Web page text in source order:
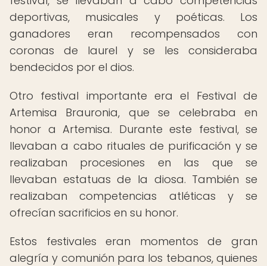
deportivas, musicales y poéticas. Los
ganadores eran recompensados con
coronas de laurel y se les consideraba
bendecidos por el dios.
Otro festival importante era el Festival de
Artemisa Brauronia, que se celebraba en
honor a Artemisa. Durante este festival, se
llevaban a cabo rituales de purificación y se
realizaban procesiones en las que se
llevaban estatuas de la diosa. También se
realizaban competencias atléticas y se
ofrecían sacrificios en su honor.
Estos festivales eran momentos de gran
alegría y comunión para los tebanos, quienes